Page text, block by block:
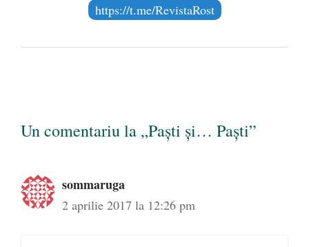
https://t.me/RevistaRost
Un comentariu la „Paști și… Paști”
sommaruga
2 aprilie 2017 la 12:26 pm